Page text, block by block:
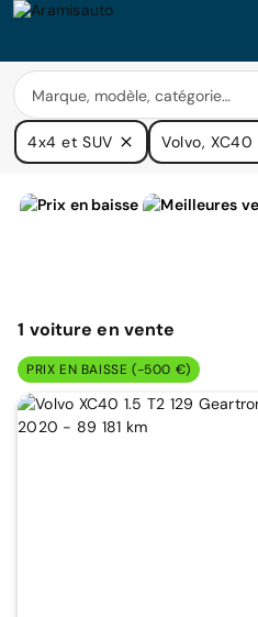
4x4 et SUV Volvo, XC40
1 voitureen vente
PRIX EN BAISSE (-500 €)